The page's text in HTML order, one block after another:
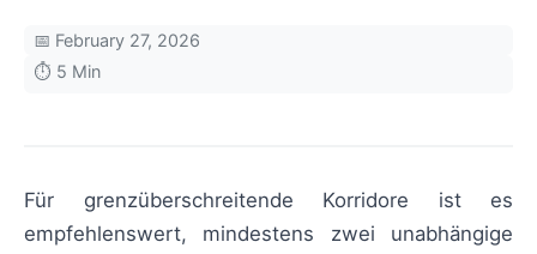
📅 February 27, 2026
⏱️ 5 Min
Für grenzüberschreitende Korridore ist es
empfehlenswert, mindestens zwei unabhängige